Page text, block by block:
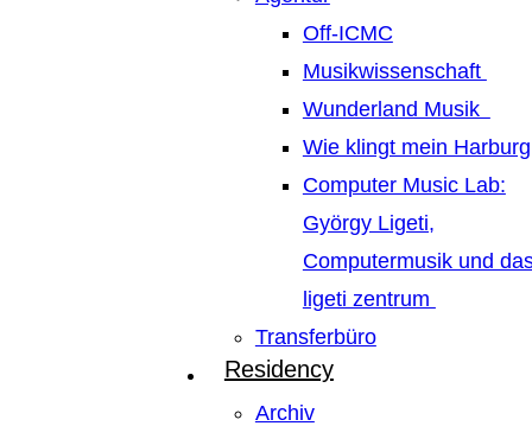
Off-ICMC
Musikwissenschaft
Wunderland Musik
Wie klingt mein Harburg
Computer Music Lab:
György Ligeti,
Computermusik und
ligeti zentrum
Transferbüro
Residency
Archiv